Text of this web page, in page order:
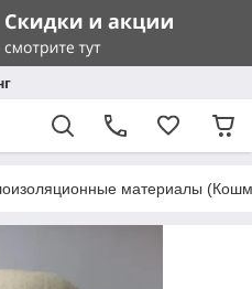
материалы